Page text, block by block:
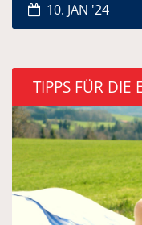
10. JAN '24
TIPPS FÜR DIE